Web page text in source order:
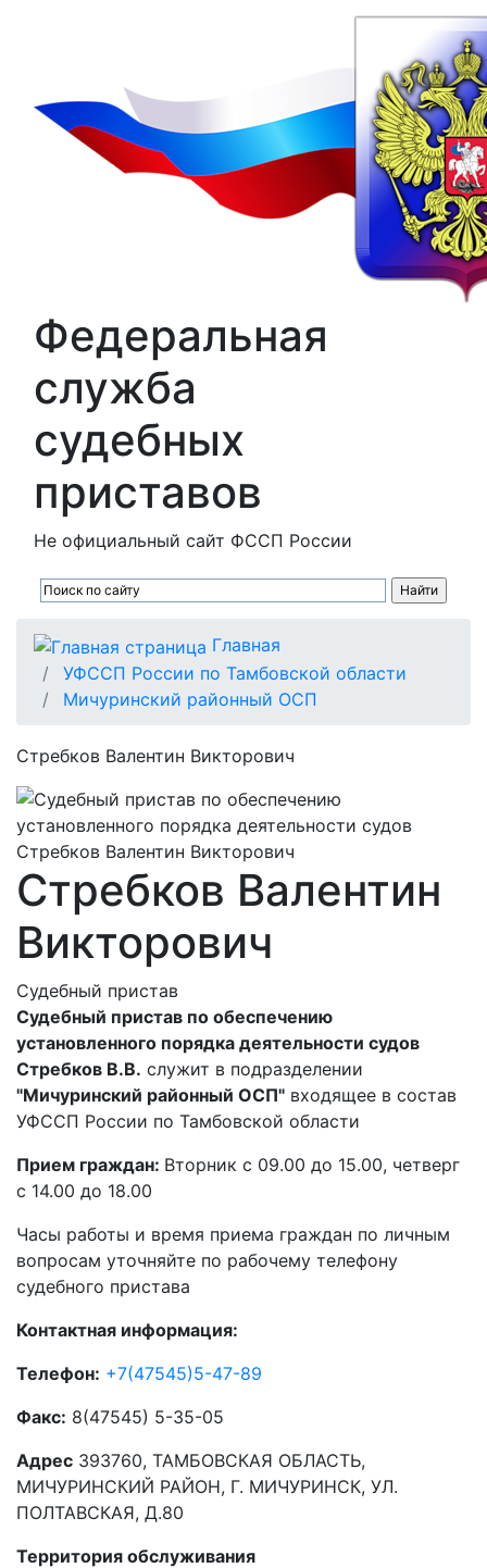
Федеральная
служба
судебных
приставов
Не официальный сайт ФССП России
Главная
УФССП России по Тамбовской области
Мичуринский районный ОСП
Стребков Валентин Викторович
Стребков Валентин
Викторович
Судебный пристав
Судебный пристав по обеспечению
установленного порядка деятельности судов
Стребков В.В. служит в подразделении
"Мичуринский районный ОСП" входящее в состав
УФССП России по Тамбовской области
Прием граждан: Вторник с 09.00 до 15.00, четверг
с 14.00 до 18.00
Часы работы и время приема граждан по личным
вопросам уточняйте по рабочему телефону
судебного пристава
Контактная информация:
Телефон: +7(47545)5-47-89
Факс: 8(47545) 5-35-05
Адрес 393760, ТАМБОВСКАЯ ОБЛАСТЬ,
МИЧУРИНСКИЙ РАЙОН, Г. МИЧУРИНСК, УЛ.
ПОЛТАВСКАЯ, Д.80
Территория обслуживания